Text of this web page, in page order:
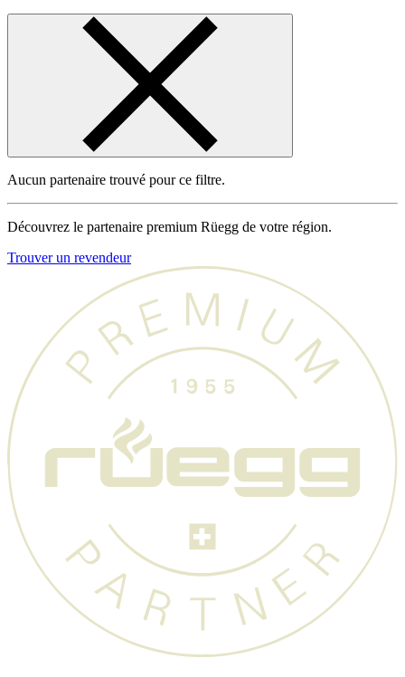
Aucun partenaire trouvé pour ce filtre.
Découvrez le partenaire premium Rüegg de votre région.
Trouver un revendeur